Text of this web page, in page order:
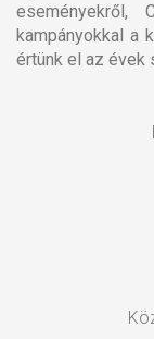
eseményekről,
kampányokkal a
értünk el az évek